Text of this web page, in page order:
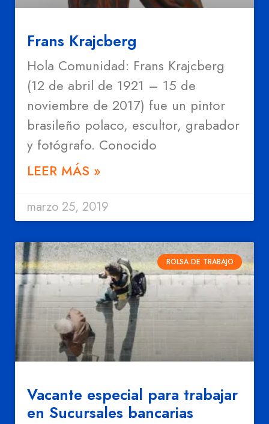
Frans Krajcberg
Hola Comunidad: Frans Krajcberg
(12 de abril de 1921 – 15 de
noviembre de 2017) fue un pintor
brasileño polaco, escultor, grabador
y fotógrafo. Conocido
LEER MÁS »
marzo 25, 2019
BOLSA DE TRABAJO
Vacante especial para trabajar
en Sucursales bancarias